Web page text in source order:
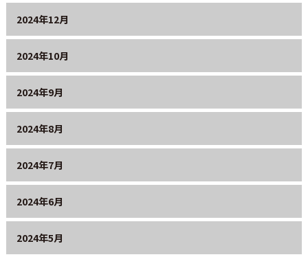
2024年12月
2024年10月
2024年9月
2024年8月
2024年7月
2024年6月
2024年5月